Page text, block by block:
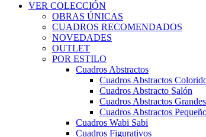
VER COLECCIÓN
OBRAS ÚNICAS
CUADROS RECOMENDADOS
NOVEDADES
OUTLET
POR ESTILO
Cuadros Abstractos
Cuadros Abstractos
Cuadros Abstracto Salón
Cuadros Abstractos Grandes
Cuadros Abstractos
Cuadros Wabi Sabi
Cuadros Figurativos